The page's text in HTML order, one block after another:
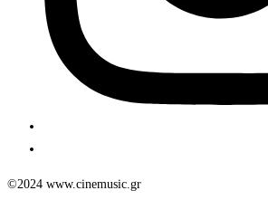
©2024 www.cinemusic.gr